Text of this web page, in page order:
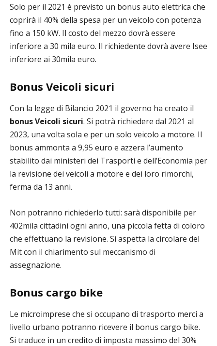
Solo per il 2021 è previsto un bonus auto elettrica che
coprirà il 40% della spesa per un veicolo con potenza
fino a 150 kW. Il costo del mezzo dovrà essere
inferiore a 30 mila euro. Il richiedente dovrà avere Isee
inferiore ai 30mila euro.
Bonus Veicoli sicuri
Con la legge di Bilancio 2021 il governo ha creato il
bonus Veicoli sicuri. Si potrà richiedere dal 2021 al
2023, una volta sola e per un solo veicolo a motore. Il
bonus ammonta a 9,95 euro e azzera l’aumento
stabilito dai ministeri dei Trasporti e dell’Economia per
la revisione dei veicoli a motore e dei loro rimorchi,
ferma da 13 anni.
Non potranno richiederlo tutti: sarà disponibile per
402mila cittadini ogni anno, una piccola fetta di coloro
che effettuano la revisione. Si aspetta la circolare del
Mit con il chiarimento sul meccanismo di
assegnazione.
Bonus cargo bike
Le microimprese che si occupano di trasporto merci a
livello urbano potranno ricevere il bonus cargo bike.
Si traduce in un credito di imposta massimo del 30%